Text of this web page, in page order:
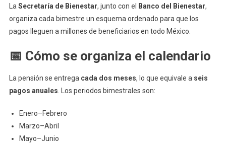
La Secretaría de Bienestar, junto con el Banco del Bienestar,
organiza cada bimestre un esquema ordenado para que los
pagos lleguen a millones de beneficiarios en todo México.
📅 Cómo se organiza el calendario
La pensión se entrega cada dos meses, lo que equivale a seis
pagos anuales . Los periodos bimestrales son:
Enero–Febrero
Marzo–Abril
Mayo–Junio